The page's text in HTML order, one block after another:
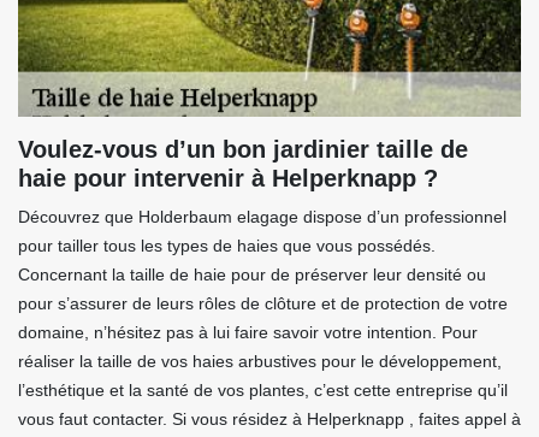
Voulez-vous d’un bon jardinier taille de
haie pour intervenir à Helperknapp ?
Découvrez que Holderbaum elagage dispose d’un professionnel
pour tailler tous les types de haies que vous possédés.
Concernant la taille de haie pour de préserver leur densité ou
pour s’assurer de leurs rôles de clôture et de protection de votre
domaine, n’hésitez pas à lui faire savoir votre intention. Pour
réaliser la taille de vos haies arbustives pour le développement,
l’esthétique et la santé de vos plantes, c’est cette entreprise qu’il
vous faut contacter. Si vous résidez à Helperknapp , faites appel à